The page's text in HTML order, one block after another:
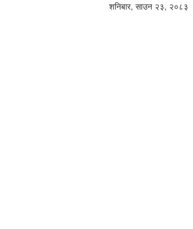
शनिबार, साउन २३, २०८३